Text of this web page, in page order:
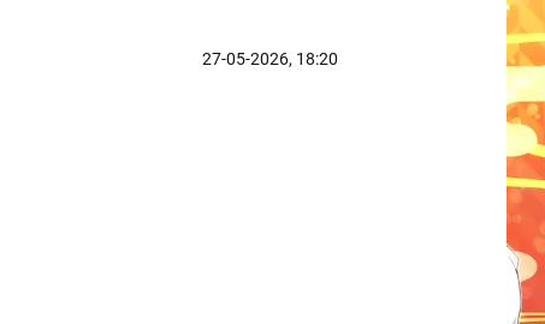
27-05-2026, 18:20